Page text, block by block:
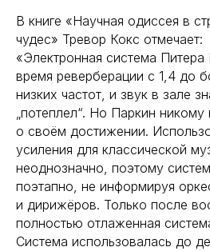
В книге «Научная одиссея в
чудес» Тревор Кокс отмечает:
«Электронная система
время реверберации с 1,4 до
низких частот, и звук в зале
„потеплел“. Но Паркин никому
о своём достижении.
усиления для классической
неоднозначно, поэтому
поэтапно, не информируя
и дирижёров. Только после
полностью отлаженная
Система использовалась до